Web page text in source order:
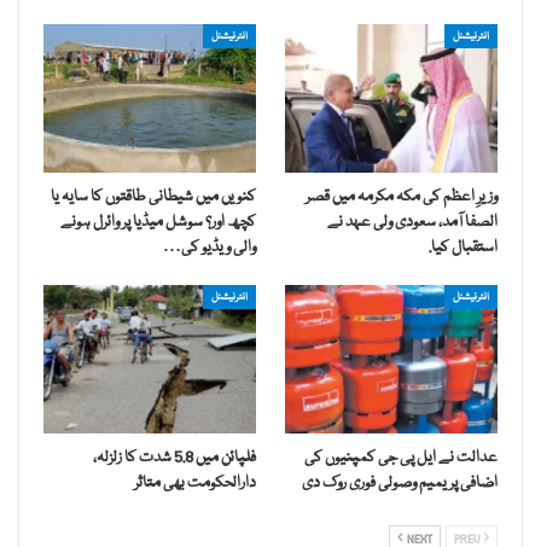
انٹرنیشنل
وزیرِ اعظم کی مکہ مکرمہ میں قصر
الصفا آمد، سعودی ولی عہد نے
استقبال کیا.
انٹرنیشنل
کنویں میں شیطانی طاقتوں کا سایہ یا
کچھ اور؟ سوشل میڈیا پر وائرل ہونے
والی ویڈیو کی…
انٹرنیشنل
عدالت نے ایل پی جی کمپنیوں کی
اضافی پریمیم وصولی فوری روک دی
انٹرنیشنل
فلپائن میں 5.8 شدت کا زلزلہ،
دارالحکومت بھی متاثر
NEXT